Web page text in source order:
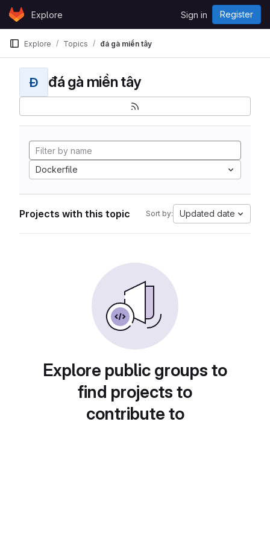
Skip to content
GitLabExplore Sign in Register
Explore Topics đá gà miền tây
Đ đá gà miền tây
Dockerfile
Projects with this topic Sort by: Updated date
Explore public groups to
find projects to
contribute to